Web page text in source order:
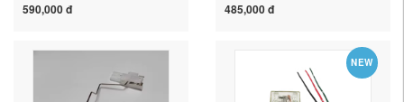
/ 360-6-7-8 cảm biến mức
cảm biến phao dầu lắp
cảm biến lùi cho kia
590,000 đ
phao bơm xăng lượng dầu
avant-garde lắp cảm biến
485,000 đ
NEW